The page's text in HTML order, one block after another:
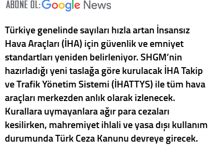
Türkiye genelinde sayıları hızla artan İnsansız
Hava Araçları (İHA) için güvenlik ve emniyet
standartları yeniden belirleniyor. SHGM’nin
hazırladığı yeni taslağa göre kurulacak İHA Takip
ve Trafik Yönetim Sistemi (İHATTYS) ile tüm hava
araçları merkezden anlık olarak izlenecek.
Kurallara uymayanlara ağır para cezaları
kesilirken, mahremiyet ihlali ve yasa dışı kullanım
durumunda Türk Ceza Kanunu devreye girecek.